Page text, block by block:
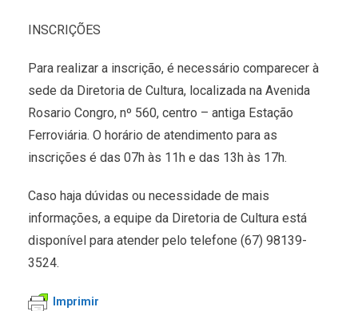
INSCRIÇÕES
Para realizar a inscrição, é necessário comparecer à
sede da Diretoria de Cultura, localizada na Avenida
Rosario Congro, nº 560, centro – antiga Estação
Ferroviária. O horário de atendimento para as
inscrições é das 07h às 11h e das 13h às 17h.
Caso haja dúvidas ou necessidade de mais
informações, a equipe da Diretoria de Cultura está
disponível para atender pelo telefone (67) 98139-
3524.
Imprimir